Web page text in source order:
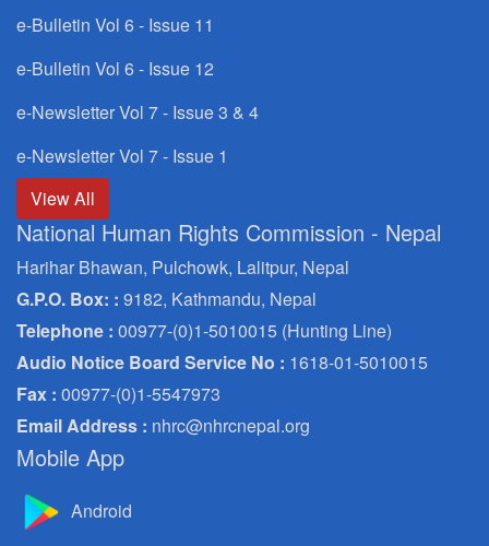
e-Bulletin Vol 6 - Issue 11
e-Bulletin Vol 6 - Issue 12
e-Newsletter Vol 7 - Issue 3 & 4
e-Newsletter Vol 7 - Issue 1
View All
National Human Rights Commission - Nepal
Harihar Bhawan, Pulchowk, Lalitpur, Nepal
G.P.O. Box: : 9182, Kathmandu, Nepal
Telephone : 00977-(0)1-5010015 (Hunting Line)
Audio Notice Board Service No : 1618-01-5010015
Fax : 00977-(0)1-5547973
Email Address : nhrc@nhrcnepal.org
Mobile App
Android